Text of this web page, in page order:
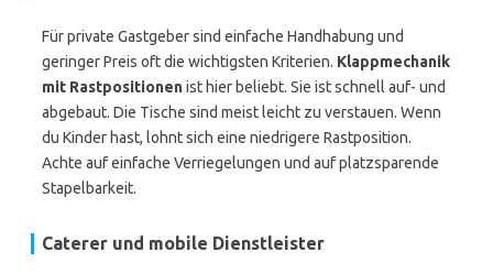
Für private Gastgeber sind einfache Handhabung und
geringer Preis oft die wichtigsten Kriterien. Klappmechanik
mit Rastpositionenist hier beliebt. Sie ist schnell auf- und
abgebaut. Die Tische sind meist leicht zu verstauen. Wenn
du Kinder hast, lohnt sich eine niedrigere Rastposition.
Achte auf einfache Verriegelungen und auf platzsparende
Stapelbarkeit.
Caterer und mobile Dienstleister